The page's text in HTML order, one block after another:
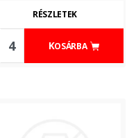
KOSÁRBA
RÉSZLETEK